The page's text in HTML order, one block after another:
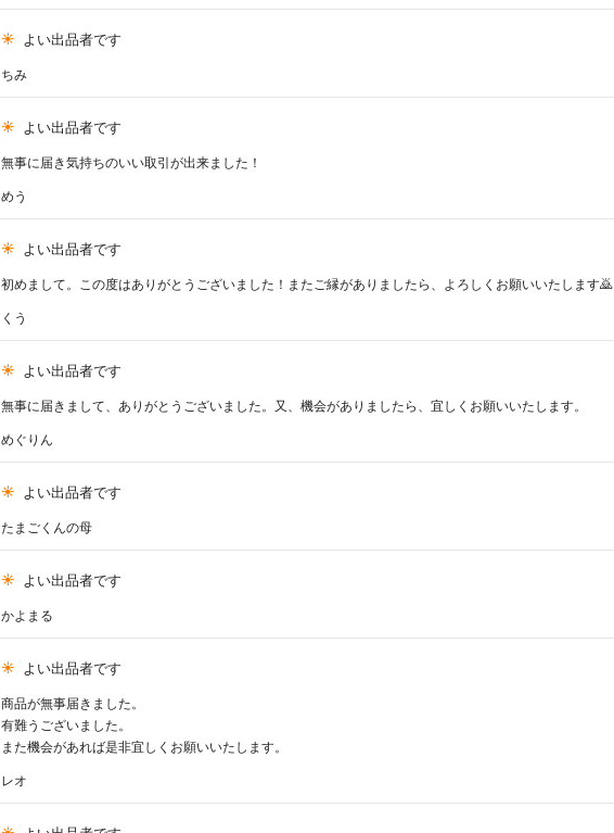
よい出品者です
ちみ
よい出品者です
無事に届き気持ちのいい取引が出来ました！
めう
よい出品者です
初めまして。この度はありがとうございました！またご縁がありましたら、よろしくお願いいたします🙇
くう
よい出品者です
無事に届きまして、ありがとうございました。又、機会がありましたら、宜しくお願いいたします。
めぐりん
よい出品者です
たまごくんの母
よい出品者です
かよまる
よい出品者です
商品が無事届きました。
有難うございました。
また機会があれば是非宜しくお願いいたします。
レオ